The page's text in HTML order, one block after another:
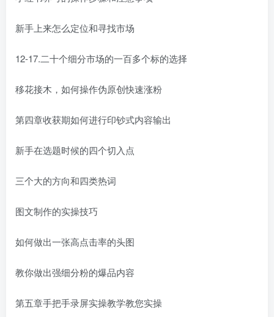
新手上来怎么定位和寻找市场
12-17.二十个细分市场的一百多个标的选择
移花接木，如何操作伪原创快速涨粉
第四章收获期如何进行印钞式内容输出
新手在选题时候的四个切入点
三个大的方向和四类热词
图文制作的实操技巧
如何做出一张高点击率的头图
教你做出强细分粉的爆品内容
第五章手把手录屏实操教学教您实操